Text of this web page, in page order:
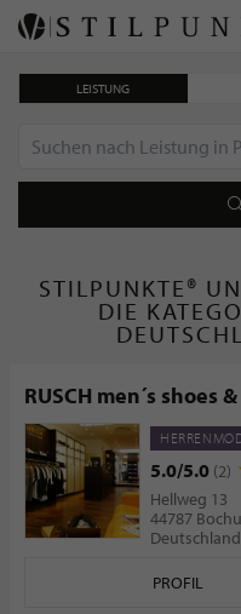
LEISTUNG
STILPUNKTE®
DIE
RUSCH men´s shoes
5.0/5.0 (2)
Hellweg 13
44787
Deutschland
PROFIL